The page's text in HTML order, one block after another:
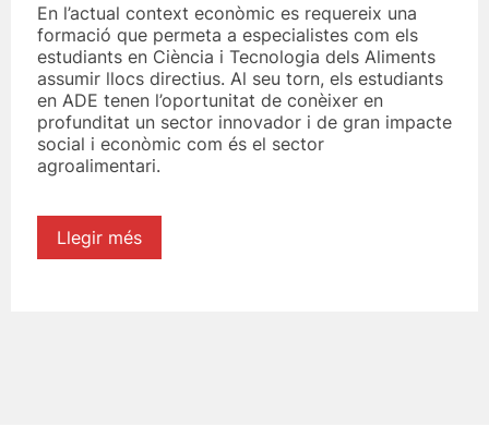
En l’actual context econòmic es requereix una
formació que permeta a especialistes com els
estudiants en Ciència i Tecnologia dels Aliments
assumir llocs directius. Al seu torn, els estudiants
en ADE tenen l’oportunitat de conèixer en
profunditat un sector innovador i de gran impacte
social i econòmic com és el sector
agroalimentari.
Llegir més